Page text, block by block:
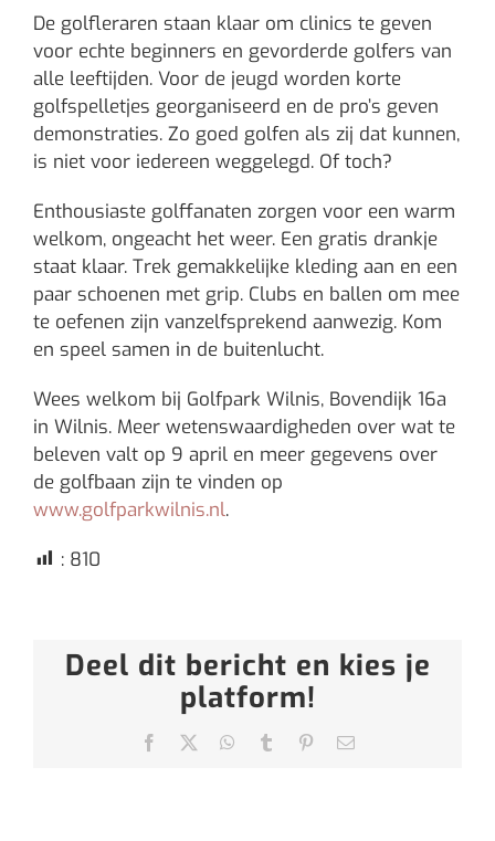
De golfleraren staan klaar om clinics te geven
voor echte beginners en gevorderde golfers van
alle leeftijden. Voor de jeugd worden korte
golfspelletjes georganiseerd en de pro’s geven
demonstraties. Zo goed golfen als zij dat kunnen,
is niet voor iedereen weggelegd. Of toch?
Enthousiaste golffanaten zorgen voor een warm
welkom, ongeacht het weer. Een gratis drankje
staat klaar. Trek gemakkelijke kleding aan en een
paar schoenen met grip. Clubs en ballen om mee
te oefenen zijn vanzelfsprekend aanwezig. Kom
en speel samen in de buitenlucht.
Wees welkom bij Golfpark Wilnis, Bovendijk 16a
in Wilnis. Meer wetenswaardigheden over wat te
beleven valt op 9 april en meer gegevens over
de golfbaan zijn te vinden op
www.golfparkwilnis.nl.
: 810
Deel dit bericht en kies je
platform!
Facebook WhatsApp
Tumblr Pinterest
E-